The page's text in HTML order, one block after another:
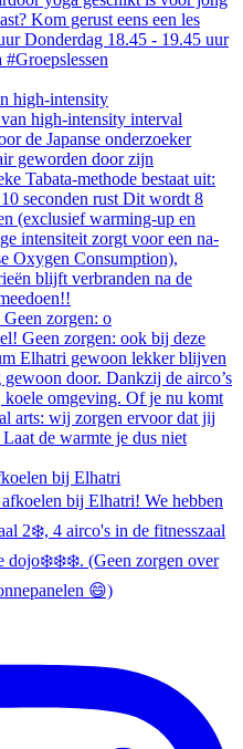
high-intensity
zorgen: o
bij Elhatri